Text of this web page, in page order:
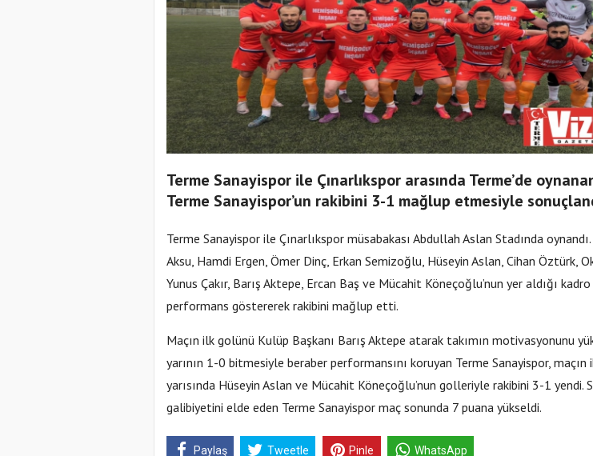
Terme Sanayispor ile Çınarlıkspor arasında Terme’de
Terme Sanayispor’un rakibini 3-1 mağlup etmesiyle
Terme Sanayispor ile Çınarlıkspor müsabakası Abdullah Aslan Stadında
Aksu, Hamdi Ergen, Ömer Dinç, Erkan Semizoğlu, Hüseyin Aslan, Cihan Öztürk,
Yunus Çakır, Barış Aktepe, Ercan Baş ve Mücahit Köneçoğlu’nun yer aldığı
performans göstererek rakibini mağlup etti.
Maçın ilk golünü Kulüp Başkanı Barış Aktepe atarak takımın motivasyonunu
yarının 1-0 bitmesiyle beraber performansını koruyan Terme Sanayispor, maçın
yarısında Hüseyin Aslan ve Mücahit Köneçoğlu’nun golleriyle rakibini 3-1 yendi.
galibiyetini elde eden Terme Sanayispor maç sonunda 7 puana yükseldi.
Paylaş Tweetle Pinle WhatsApp